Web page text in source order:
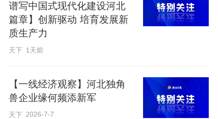
为引人注目。
这家由清华大学海归团队创办的具身
区，在这片土地上实现快速成长和发展。
得知企业入选《2026全球独角兽榜》，梅
卡曼德创始人兼首席执行官邵天兰深有感
谱写中国式现代化建设河北
篇章】创新驱动 培育发展新
质生产力
天下 1天前
【一线经济观察】河北独角
兽企业缘何频添新军
天下 2026-7-7